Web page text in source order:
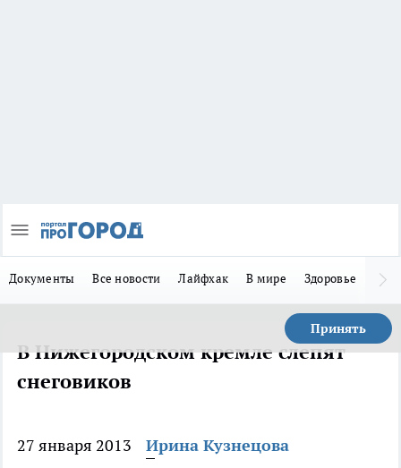
Документы Все новости Лайфхак В мире Здоровье
Принять
В Нижегородском кремле слепят
снеговиков
27 января 2013
Ирина Кузнецова